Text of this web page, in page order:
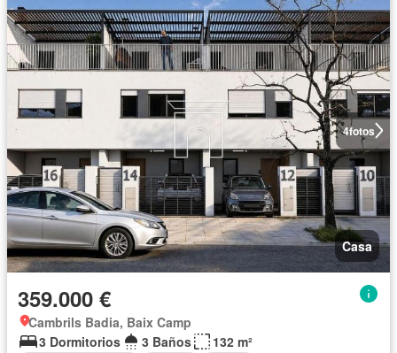
4fotos
Casa
359.000 €
Cambrils Badia, Baix Camp
3 Dormitorios
3 Baños
132 m²